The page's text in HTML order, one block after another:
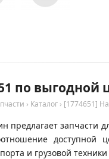
по выгодной
› Каталог › [1774651]
предлагает запчасти
и грузовой